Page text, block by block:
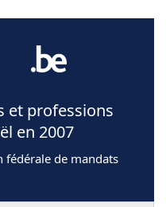
et professions
en 2007
fédérale de mandats